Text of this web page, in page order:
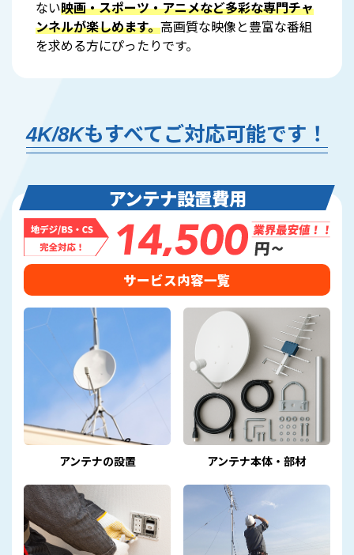
ない映画・スポーツ・アニメなど多彩な専門チャ
ンネルが楽しめます。高画質な映像と豊富な番組
を求める方にぴったりです。
4K/8Kもすべてご対応可能です！
アンテナ設置費用
サービス内容一覧
アンテナの設置 アンテナ本体・部材